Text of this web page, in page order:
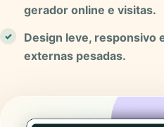
gerador online e visitas.
Design leve, responsivo
externas pesadas.